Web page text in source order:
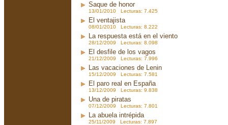
Saque de honor
13/01/2010 Lecturas: 7.425
El ventajista
08/01/2010 Lecturas: 8.222
La respuesta está en el viento
28/12/2009 Lecturas: 8.098
El desfile de los vagos
21/12/2009 Lecturas: 7.996
Las vacaciones de Lenin
15/12/2009 Lecturas: 7.581
El paro real en España
13/12/2009 Lecturas: 9.838
Una de piratas
07/12/2009 Lecturas: 7.801
La abuela intrépida
25/11/2009 Lecturas: 7.897